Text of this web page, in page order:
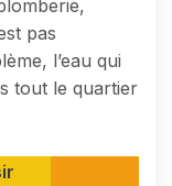
pas
l’eau qui
tout le quartier